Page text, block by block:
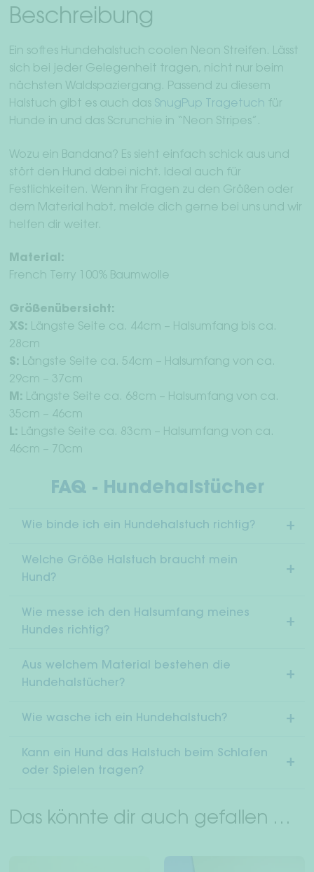
Beschreibung
Ein softes Hundehalstuch coolen Neon Streifen. Lässt
sich bei jeder Gelegenheit tragen, nicht nur beim
nächsten Waldspaziergang. Passend zu diesem
Halstuch gibt es auch das SnugPup Tragetuch für
Hunde in und das Scrunchie in “Neon Stripes”.
Wozu ein Bandana? Es sieht einfach schick aus und
stört den Hund dabei nicht. Ideal auch für
Festlichkeiten. Wenn ihr Fragen zu den Größen oder
dem Material habt, melde dich gerne bei uns und wir
helfen dir weiter.
Material:
French Terry 100% Baumwolle
Größenübersicht:
XS: Längste Seite ca. 44cm – Halsumfang bis ca.
28cm
S: Längste Seite ca. 54cm – Halsumfang von ca.
29cm – 37cm
M: Längste Seite ca. 68cm – Halsumfang von ca.
35cm – 46cm
L: Längste Seite ca. 83cm – Halsumfang von ca.
46cm – 70cm
FAQ - Hundehalstücher
Wie binde ich ein Hundehalstuch richtig?
Welche Größe Halstuch braucht mein
Hund?
Wie messe ich den Halsumfang meines
Hundes richtig?
Aus welchem Material bestehen die
Hundehalstücher?
Wie wasche ich ein Hundehalstuch?
Kann ein Hund das Halstuch beim Schlafen
oder Spielen tragen?
Das könnte dir auch gefallen …